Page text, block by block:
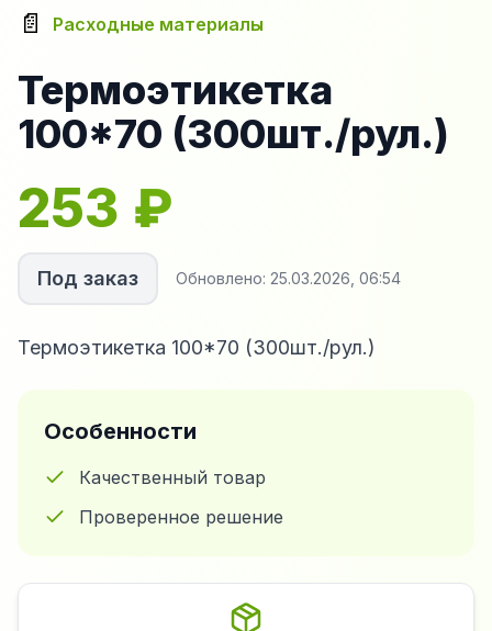
📄 Расходные материалы
Термоэтикетка
100*70 (300шт./рул.)
253 ₽
Под заказ Обновлено: 25.03.2026, 06:54
Термоэтикетка 100*70 (300шт./рул.)
Особенности
Качественный товар
Проверенное решение